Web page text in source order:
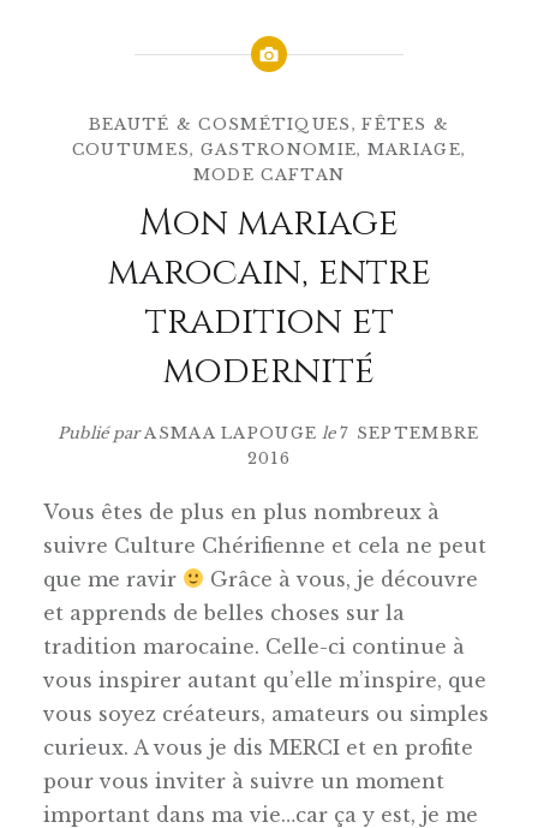
BEAUTÉ & COSMÉTIQUES,FÊTES &
COUTUMES, GASTRONOMIE, MARIAGE,
MODE CAFTAN
Mon mariage
marocain, entre
tradition et
modernité
Publié parASMAA LAPOUGE le7 SEPTEMBRE
2016
Vous êtes de plus en plus nombreux à
suivre Culture Chérifienne et cela ne peut
que me ravir
Grâce à vous, je découvre
et apprends de belles choses sur la
tradition marocaine. Celle-ci continue à
vous inspirer autant qu’elle m’inspire, que
vous soyez créateurs, amateurs ou simples
curieux. A vous je dis MERCI et en profite
pour vous inviter à suivre un moment
important dans ma vie…car ça y est, je me